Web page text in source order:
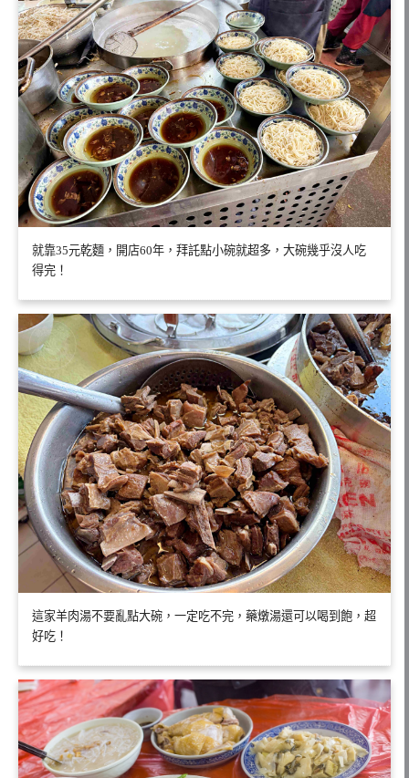
就靠35元乾麵，開店60年，拜託點小碗就超多，大碗幾乎沒人吃
得完！
這家羊肉湯不要亂點大碗，一定吃不完，藥燉湯還可以喝到飽，超
好吃！